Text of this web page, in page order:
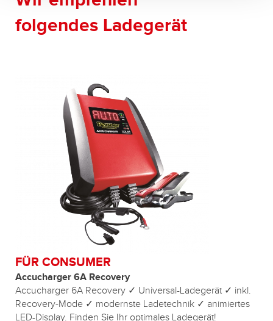
folgendes Ladegerät
FÜR CONSUMER
Accucharger 6A Recovery
Accucharger 6A Recovery ✓ Universal-Ladegerät ✓ inkl.
Recovery-Mode ✓ modernste Ladetechnik ✓ animiertes
LED-Display. Finden Sie Ihr optimales Ladegerät!